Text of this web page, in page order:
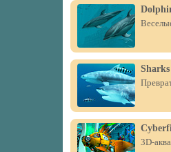
Sharks
3D-